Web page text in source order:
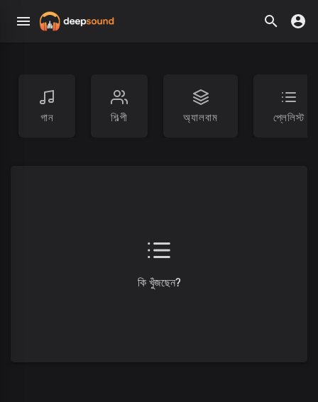
গান শিল্পী অ্যালবাম প্লেলিস্ট
কি খুঁজছেন?